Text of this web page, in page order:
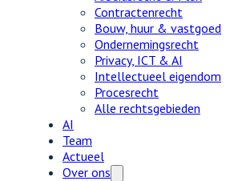
Contractenrecht
Bouw, huur & vastgoed
Ondernemingsrecht
Privacy, ICT & AI
Intellectueel eigendom
Procesrecht
Alle rechtsgebieden
AI
Team
Actueel
Over ons